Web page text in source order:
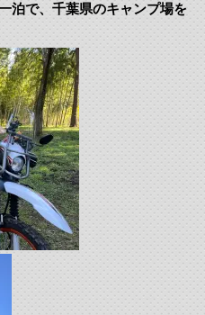
で、千葉県のキャンプ場を